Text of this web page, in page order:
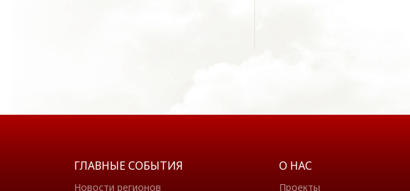
ГЛАВНЫЕ СОБЫТИЯ
Новости регионов
О НАС
Проекты